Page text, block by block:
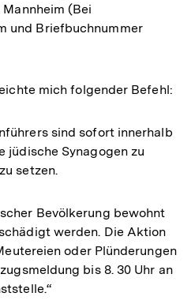
(Bei
und Briefbuchnummer
mich folgender Befehl:
sind sofort innerhalb
jüdische Synagogen zu
setzen.
Bevölkerung bewohnt
werden. Die Aktion
oder Plünderungen
bis 8. 30 Uhr an